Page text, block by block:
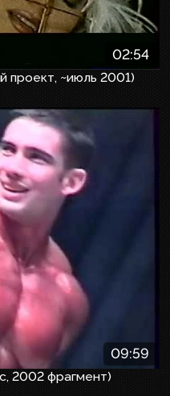
02:54
проект, ~июль 2001)
09:59
2002 фрагмент)